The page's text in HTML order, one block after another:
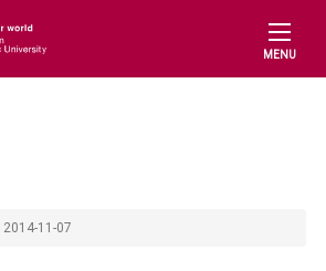
MENU
2014-11-07